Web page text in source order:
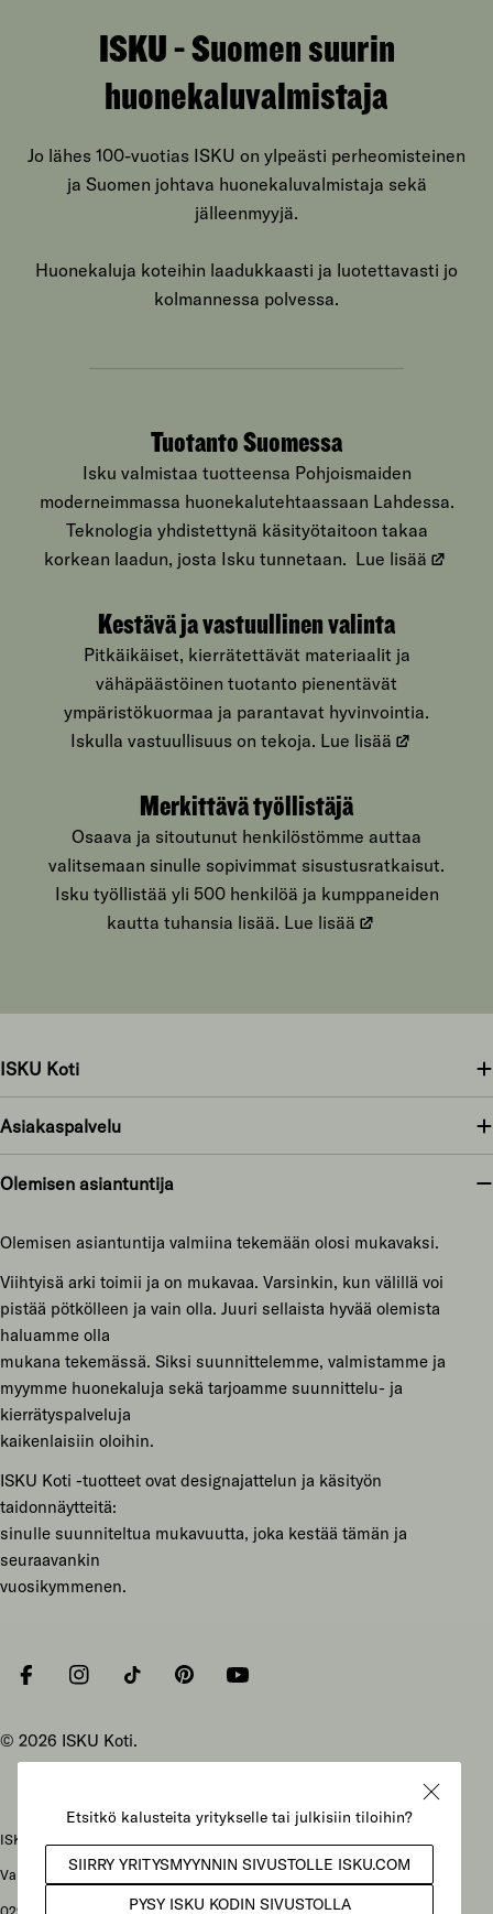
ISKU - Suomen suurin
huonekaluvalmistaja
Jo lähes 100-vuotias ISKU on ylpeästi perheomisteinen
ja Suomen johtava huonekaluvalmistaja sekä
jälleenmyyjä.
Huonekaluja koteihin laadukkaasti ja luotettavasti jo
kolmannessa polvessa.
Tuotanto Suomessa
Isku valmistaa tuotteensa Pohjoismaiden
moderneimmassa huonekalutehtaassaan Lahdessa.
Teknologia yhdistettynä käsityötaitoon takaa
korkean laadun, josta Isku tunnetaan. Lue lisää
Kestävä ja vastuullinen valinta
Pitkäikäiset, kierrätettävät materiaalit ja
vähäpäästöinen tuotanto pienentävät
ympäristökuormaa ja parantavat hyvinvointia.
Iskulla vastuullisuus on tekoja. Lue lisää
Merkittävä työllistäjä
Osaava ja sitoutunut henkilöstömme auttaa
valitsemaan sinulle sopivimmat sisustusratkaisut.
Isku työllistää yli 500 henkilöä ja kumppaneiden
kautta tuhansia lisää. Lue lisää
ISKU Koti
Asiakaspalvelu
Olemisen asiantuntija
Olemisen asiantuntija valmiina tekemään olosi mukavaksi.
Viihtyisä arki toimii ja on mukavaa. Varsinkin, kun välillä voi
pistää pötkölleen ja vain olla. Juuri sellaista hyvää olemista
haluamme olla
mukana tekemässä. Siksi suunnittelemme, valmistamme ja
myymme huonekaluja sekä tarjoamme suunnittelu- ja
kierrätyspalveluja
kaikenlaisiin oloihin.
ISKU Koti -tuotteet ovat designajattelun ja käsityön
taidonnäytteitä:
sinulle suunniteltua mukavuutta, joka kestää tämän ja
seuraavankin
vuosikymmenen.
FacebookInstagramTiktok PinterestYouTube
© 2026 ISKU Koti.
ISKU Koti Oy, Mukkulankatu 19, 15210 Lahti
Vaihteen puhelunnumero: 029 086 3000
029-alkuiset yritysnumerot: soittajan liittymähinnaston mukainen